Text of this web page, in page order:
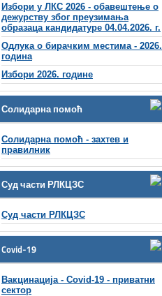
Избори у ЛКС 2026 - обавештење о
дежурству због преузимања
образаца кандидатуре 04.04.2026. г.
Одлука о бирачким местима - 2026.
година
Избори 2026. године
Солидарна помоћ
Солидарна помоћ - захтев и
правилник
Суд части РЛКЦЗС
Суд части РЛКЦЗС
Covid-19
Вакцинација - Covid-19 - приватни
сектор